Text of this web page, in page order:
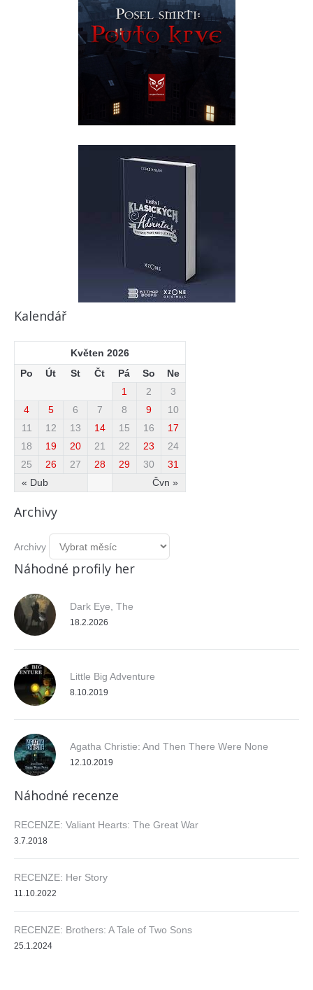
Kalendář
Květen 2026
Po
Út St Čt Pá So Ne
« Dub Čvn »
1 2
3
4
5 6 7 8 9
10
11
12 13 14 15 16
17
18
19 20 21 22 23
24
25
26 27 28 29 30 31
Archivy
Archivy
Náhodné profily her
Dark Eye, The
18.2.2026
Little Big Adventure
8.10.2019
Agatha Christie: And Then There Were None
12.10.2019
Náhodné recenze
RECENZE: Valiant Hearts: The Great War
3.7.2018
RECENZE: Her Story
11.10.2022
RECENZE: Brothers: A Tale of Two Sons
25.1.2024